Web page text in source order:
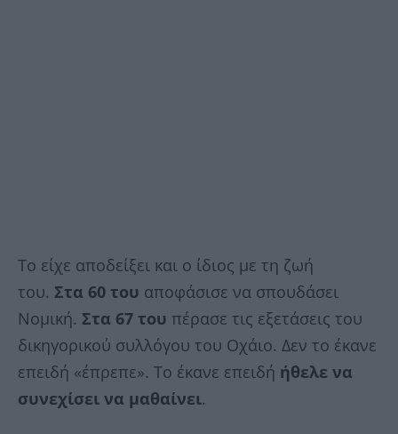
Το είχε αποδείξει και ο ίδιος με τη ζωή
του. Στα 60 του αποφάσισε να σπουδάσει
Νομική. Στα 67 του πέρασε τις εξετάσεις του
δικηγορικού συλλόγου του Οχάιο. Δεν το έκανε
επειδή «έπρεπε». Το έκανε επειδή ήθελε να
συνεχίσει να μαθαίνει.